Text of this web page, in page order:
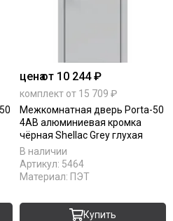
ценаот 10 244 ₽
комплект от 15 709 ₽
Межкомнатная дверь Porta-50
4AB алюминиевая кромка
чёрная Shellac Grey глухая
В наличии
Артикул: 5464
Материал: ПЭТ
Купить